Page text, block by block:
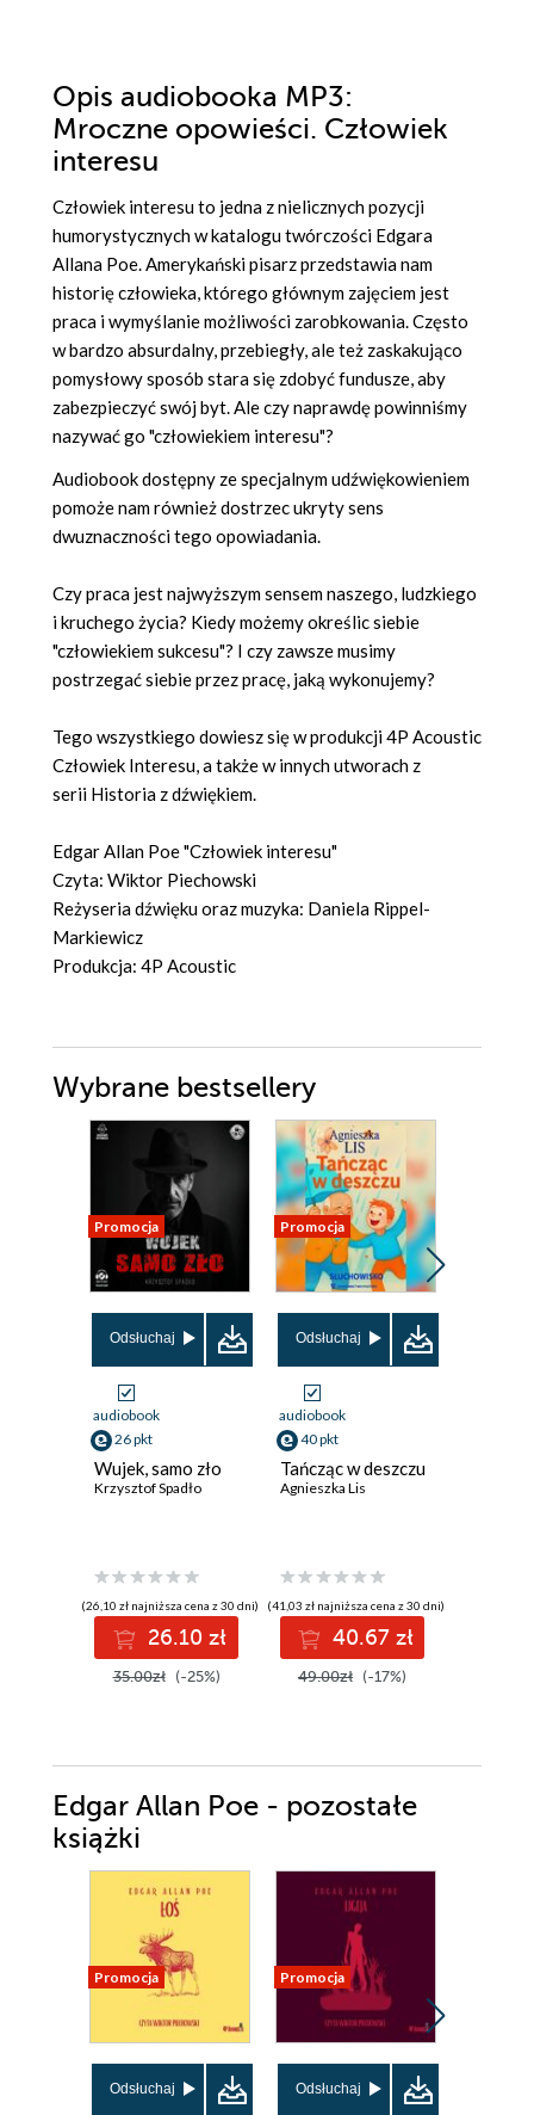
Opis audiobooka MP3:
Mroczne opowieści. Człowiek
interesu
Człowiek interesu to jedna z nielicznych pozycji
humorystycznych w katalogu twórczości Edgara
Allana Poe. Amerykański pisarz przedstawia nam
historię człowieka, którego głównym zajęciem jest
praca i wymyślanie możliwości zarobkowania. Często
w bardzo absurdalny, przebiegły, ale też zaskakująco
pomysłowy sposób stara się zdobyć fundusze, aby
zabezpieczyć swój byt. Ale czy naprawdę powinniśmy
nazywać go "człowiekiem interesu"?
Audiobook dostępny ze specjalnym udźwiękowieniem
pomoże nam również dostrzec ukryty sens
dwuznaczności tego opowiadania.
Czy praca jest najwyższym sensem naszego, ludzkiego
i kruchego życia? Kiedy możemy określic siebie
"człowiekiem sukcesu"? I czy zawsze musimy
postrzegać siebie przez pracę, jaką wykonujemy?
Tego wszystkiego dowiesz się w produkcji 4P Acoustic
Człowiek Interesu, a także w innych utworach z
serii Historia z dźwiękiem.
Edgar Allan Poe "Człowiek interesu"
Czyta: Wiktor Piechowski
Reżyseria dźwięku oraz muzyka: Daniela Rippel-
Markiewicz
Produkcja: 4P Acoustic
Wybrane bestsellery
Promocja
Odsłuchaj
audiobook
26 pkt
Wujek, samo zło
Krzysztof Spadło
(26,10 zł najniższa cena z 30 dni)
26.10 zł
35.00zł (-25%)
Promocja
Odsłuchaj
audiobook
40 pkt
Tańcząc w deszczu
Agnieszka Lis
(41,03 zł najniższa cena z 30 dni)
40.67 zł
49.00zł (-17%)
Edgar Allan Poe - pozostałe
książki
Promocja
Odsłuchaj
Promocja
Odsłuchaj